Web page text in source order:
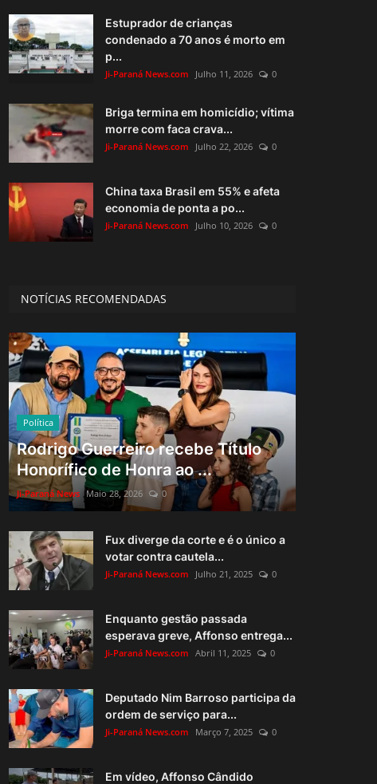
Estuprador de crianças
condenado a 70 anos é morto em
p...
Ji-Paraná News.com Julho 11, 2026 0
Briga termina em homicídio; vítima
morre com faca crava...
Ji-Paraná News.com Julho 22, 2026 0
China taxa Brasil em 55% e afeta
economia de ponta a po...
Ji-Paraná News.com Julho 10, 2026 0
NOTÍCIAS RECOMENDADAS
Política
Rodrigo Guerreiro recebe Título
Honorífico de Honra ao ...
Ji-Paraná News Maio 28, 2026 0
Fux diverge da corte e é o único a
votar contra cautela...
Ji-Paraná News.com Julho 21, 2025 0
Enquanto gestão passada
esperava greve, Affonso entrega...
Ji-Paraná News.com Abril 11, 2025 0
Deputado Nim Barroso participa da
ordem de serviço para...
Ji-Paraná News.com Março 7, 2025 0
Em vídeo, Affonso Cândido